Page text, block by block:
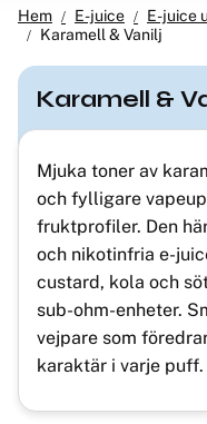
Hem E-juice E-juice
Karamell & Vanilj
Karamell &
Mjuka toner av
och fylligare
fruktprofiler. Den
och nikotinfria e-
custard, kola och
sub-ohm-enheter.
vejpare som
karaktär i varje puff.